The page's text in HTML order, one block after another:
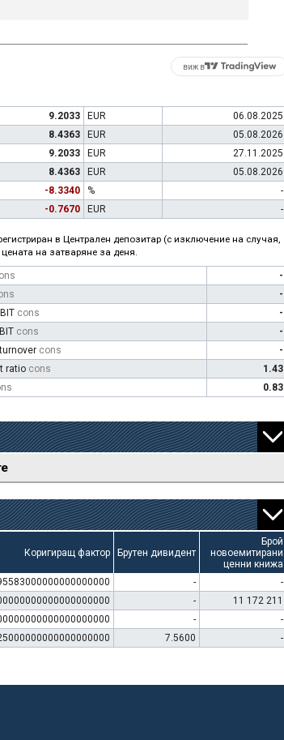
виж в
9.2033 EUR
06.08.2025
8.4363 EUR
05.08.2026
9.2033 EUR
27.11.2025
8.4363 EUR
05.08.2026
-8.3340 %
-
-0.7670 EUR -
в Централен депозитар (с изключение на случая,
на затваряне за деня.
-
-
cons
-
cons
-
cons
-
ratio cons
1.43
0.83
Коригиращ фактор Брутен дивидент
Брой
новоемитирани
ценни книжа
-
-
-
11 172 211
-
-
7.5600 -